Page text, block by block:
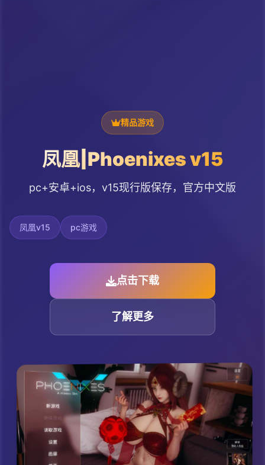
精品游戏
凤凰|Phoenixes v15
pc+安卓+ios，v15现行版保存，官方中文版
凤凰v15 pc游戏
点击下载
了解更多